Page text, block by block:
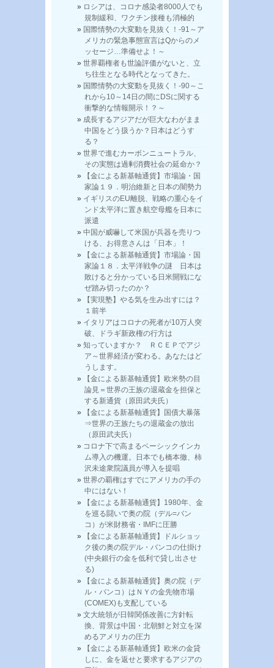
ロシアは、コロナ感染者8000人でも
規制緩和、ワクチン接種も消極的
国際情勢の大変動を見抜く！-91～ア
メリカの緊急事態宣言はQからのメ
ッセージ…準備せよ！～
世界覇権者も世論評価がないと、立
ち往生となる時代となってきた。
国際情勢の大変動を見抜く！-90～こ
れから10～14日の間にDSに関する
衝撃的な情報開示！？～
成長するアジアだが巨大なわがまま
中国をどう扱うか？日本はどうす
る？
世界で進むカーボンニュートラル、
その実態は過剰消費社会の延命か？
【金による新基軸通貨】市場論・国
家論１９．明治維新と日本の闇勢力
イギリスのEU離脱、戦略の重心をイ
ンド太平洋に置き航空母艦を日本に
派遣
中国が威嚇して米国が兵器を売りつ
ける、お得意さんは「日本」！
【金による新基軸通貨】市場論・国
家論１８．太平洋戦争の謎 日本は
敗けると分かっている日米開戦にな
ぜ踏み切ったのか？
【実現塾】やる気を生み出すには？
１前半
イタリアはコロナの死者が10万人突
破、ドラギ新政権の行方は
知っていますか？ ＲＣＥＰでアジ
ア～世界経済が変わる。あなたはど
うします。
【金による新基軸通貨】欧米勢の目
論見＝世界の王族の退蔵金を担保と
する新通貨（原田武夫氏）
【金による新基軸通貨】国債大暴落
⇒世界の王族たちの退蔵金の放出
（原田武夫氏）
コロナ下で高まるベーシックインカ
ム導入の機運。日本でも橋本徹、柿
沢未途衆院議員が導入を提唱
世界の覇権はすでにアメリカの手の
中にはない！
【金による新基軸通貨】1980年、金
を巡る闘いで奥の院（デル=バン
コ）が米財務省・IMFに圧勝
【金による新基軸通貨】ドルショッ
ク後の奥の院デル・バンコの仕掛け
(中央銀行の金を低利で貸し出させ
る)
【金による新基軸通貨】奥の院（デ
ル・バンコ）はＮＹの金先物市場
(COMEX)も支配している
文大統領が日韓関係改善に方針転
換、背景は中国・北朝鮮と対立を深
めるアメリカの圧力
【金による新基軸通貨】欧米の金貸
しに、金を返せと要求するアジアの